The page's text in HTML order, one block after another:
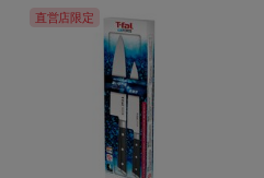
直営店限定